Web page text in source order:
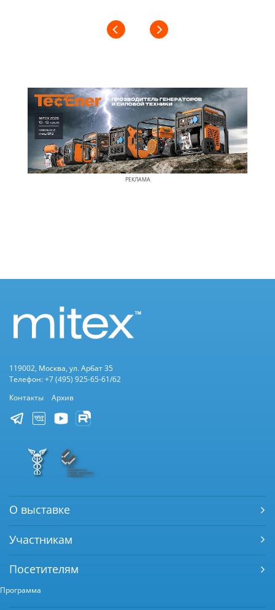
РЕКЛАМА
119002, Москва, ул. Арбат 35
Телефон: +7 (495) 925-65-61/62
Контакты
Архив
О выставке
Участникам
Посетителям
Программа